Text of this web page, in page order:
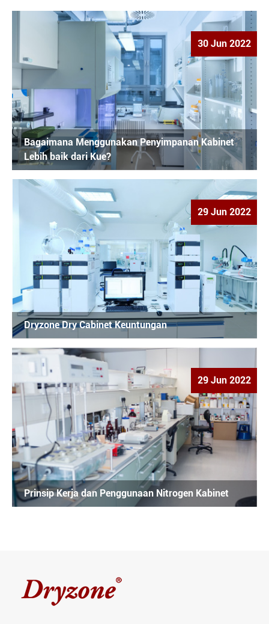
30 Jun 2022
Bagaimana Menggunakan Penyimpanan Kabinet
Lebih baik dari Kue?
29 Jun 2022
Dryzone Dry Cabinet Keuntungan
29 Jun 2022
Prinsip Kerja dan Penggunaan Nitrogen Kabinet